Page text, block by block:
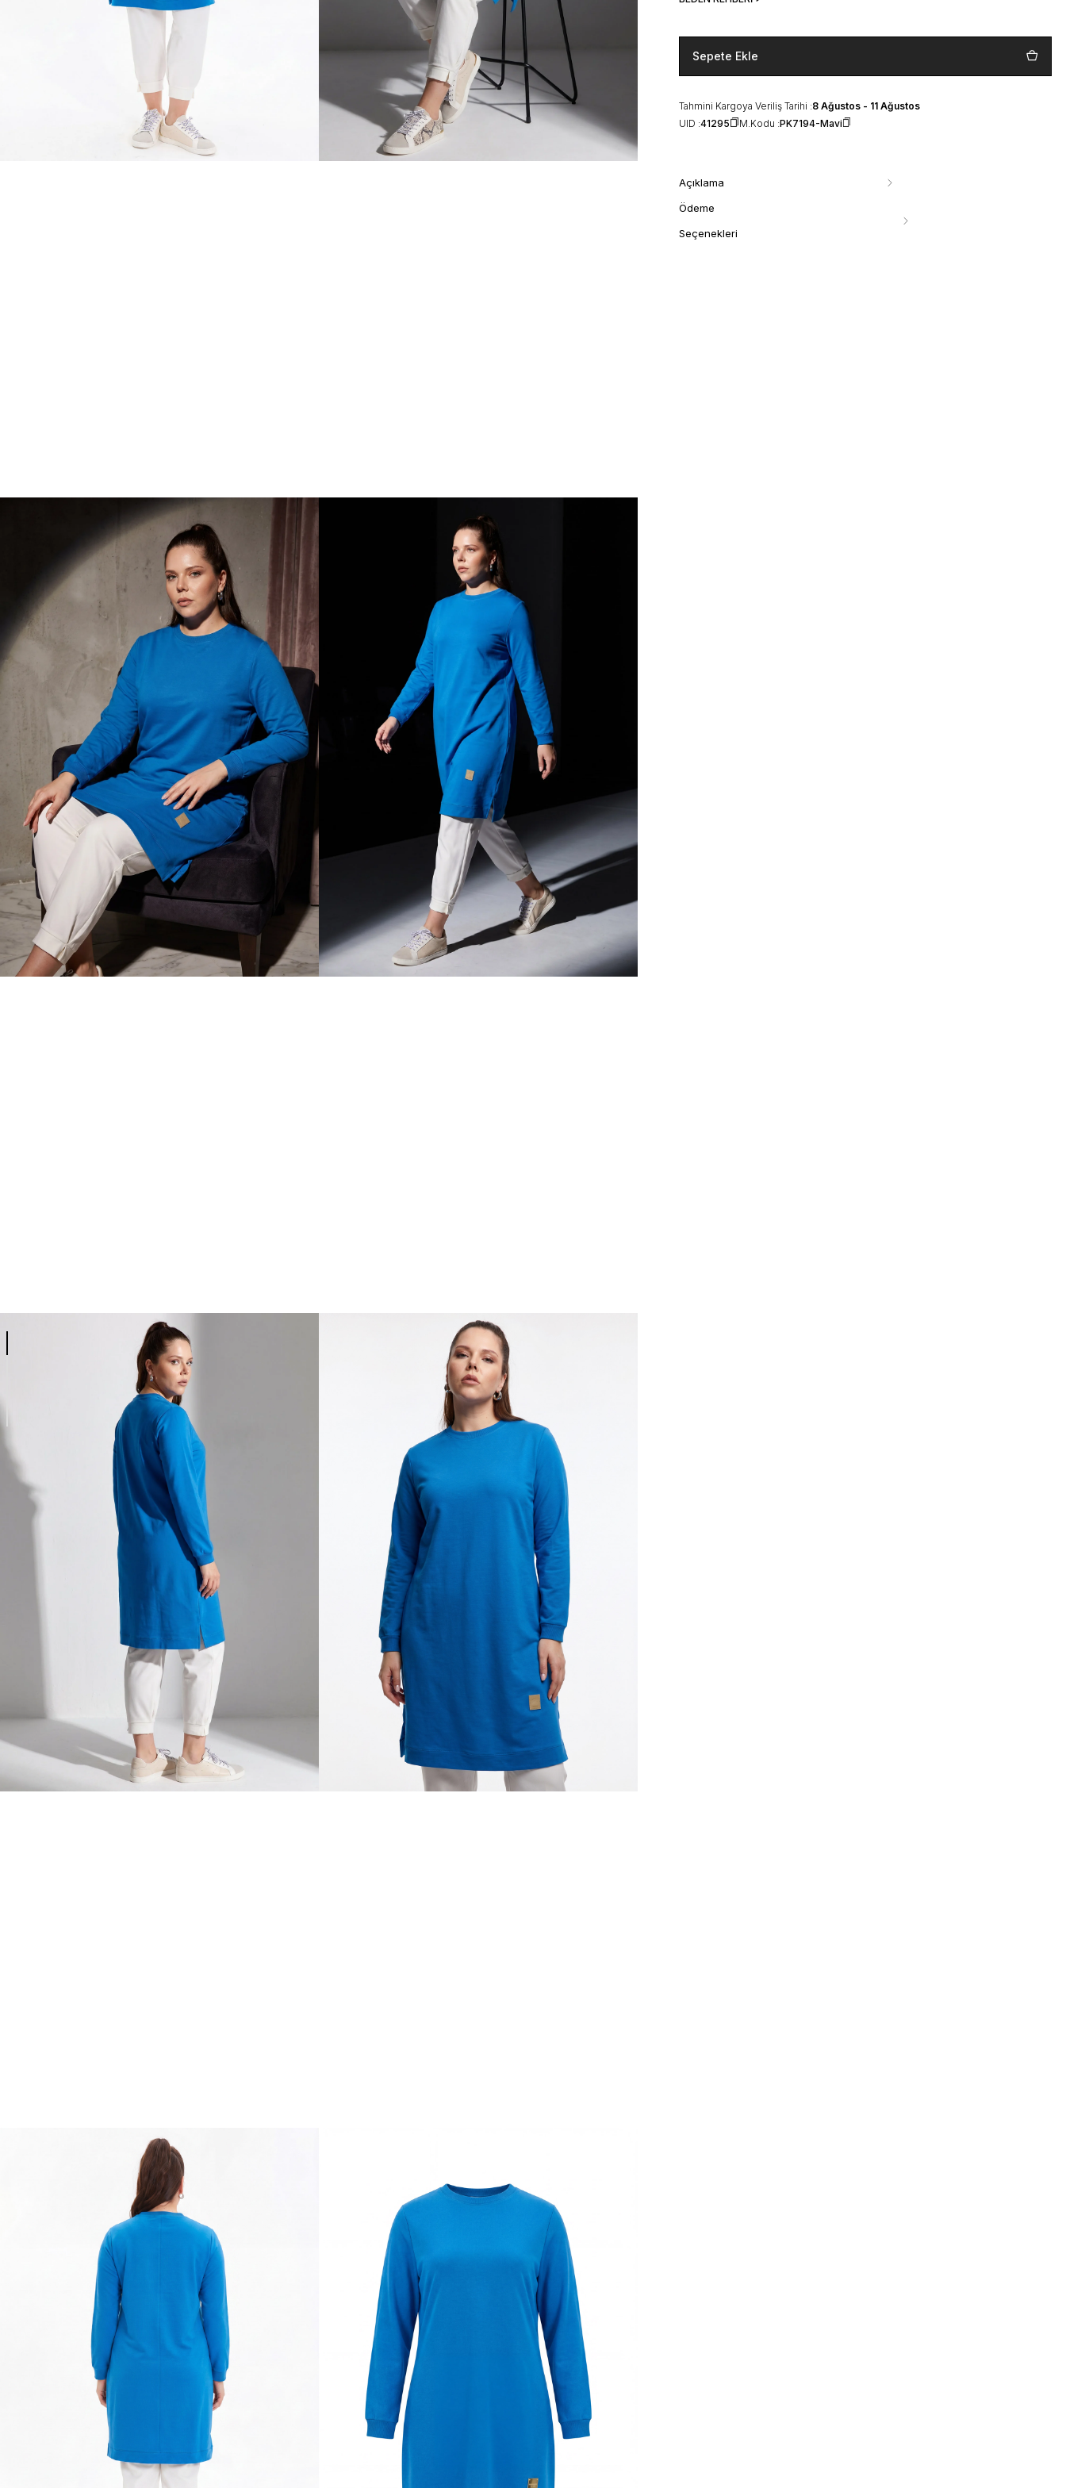
Sepete Ekle
Tahmini Kargoya Veriliş Tarihi :8 Ağustos - 11 Ağustos
UID :41295 M.Kodu :PK7194-Mavi
Açıklama
Ödeme
Seçenekleri